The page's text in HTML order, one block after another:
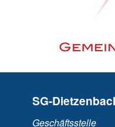
SG-
Geschäftsstelle